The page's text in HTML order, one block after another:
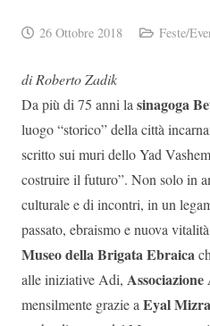
26 Ottobre 2018 Feste/
di Roberto Zadik
Da più di 75 anni lasinagoga
luogo “storico” della città
scritto sui muri dello Yad
costruire il futuro”. Non solo in
culturale e di incontri, in un
passato, ebraismo e nuova
Museo della Brigata Ebraica
alle iniziative Adi,
mensilmente grazie aEyal